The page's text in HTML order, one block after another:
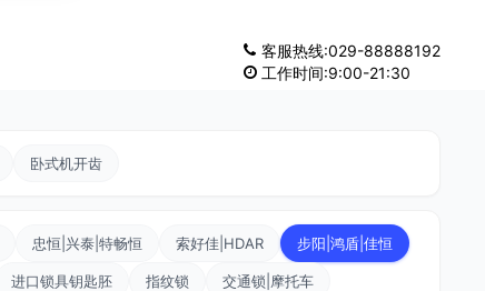
客服热线:029-88888192
工作时间:9:00-21:30
卧式机开齿
忠恒|兴泰|特畅恒 索好佳|HDAR 步阳|鸿盾|佳恒
进口锁具钥匙胚 指纹锁 交通锁|摩托车